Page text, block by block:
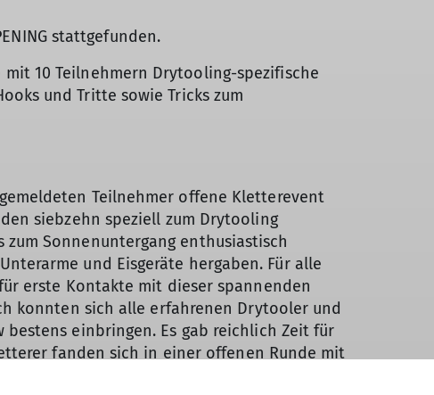
stattgefunden.
10 Teilnehmern Drytooling-spezifische
und Tritte sowie Tricks zum
Teilnehmer offene Kletterevent
siebzehn speziell zum Drytooling
Sonnenuntergang enthusiastisch
und Eisgeräte hergaben. Für alle
erste Kontakte mit dieser spannenden
konnten sich alle erfahrenen Drytooler und
einbringen. Es gab reichlich Zeit für
fanden sich in einer offenen Runde mit